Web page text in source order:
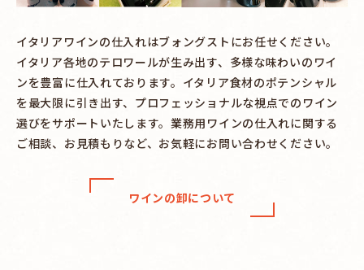
イタリアワインの仕入れはブォングストにお任せください。
イタリア各地のテロワールが生み出す、多様な味わいのワイ
ンを豊富に仕入れております。イタリア食材のポテンシャル
を最大限に引き出す、プロフェッショナルな視点でのワイン
選びをサポートいたします。業務用ワインの仕入れに関する
ご相談、お見積もりなど、お気軽にお問い合わせください。
ワインの卸について